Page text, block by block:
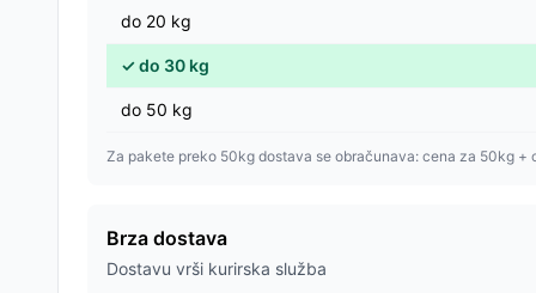
do 20 kg
✓do 30 kg
do 50 kg
Za pakete preko 50kg dostava se obračunava: cena za 50kg +
Brza dostava
Dostavu vrši kurirska služba